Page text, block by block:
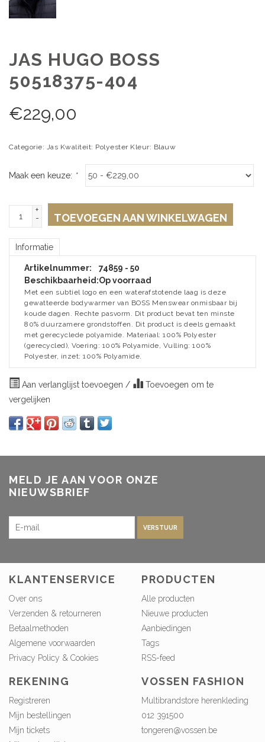
JAS HUGO BOSS
50518375-404
€229,00
Categorie: Jas Kwaliteit: Polyester Kleur: Blauw
Maak een keuze: *
+
-
TOEVOEGEN AAN WINKELWAGEN
Informatie
Artikelnummer:
74859 - 50
Beschikbaarheid:Op voorraad
Met een subtiel logo en een waterafstotende laag is deze
gewatteerde bodywarmer van BOSS Menswear onmisbaar bij
koude dagen. Rechte pasvorm. Dit product bevat ten minste
80% duurzamere grondstoffen. Dit product is deels gemaakt
met gerecyclede polyamide. Materiaal: 100% Polyester
(gerecycled), Voering: 100% Polyamide, Vulling: 100%
Polyester, inzet: 100% Polyamide.
Aan verlanglijst toevoegen /
Toevoegen om te
vergelijken
MELD JE AAN VOOR ONZE
NIEUWSBRIEF
VERSTUUR
KLANTENSERVICE
Over ons
Verzenden & retourneren
Betaalmethoden
Algemene voorwaarden
Privacy Policy & Cookies
PRODUCTEN
Alle producten
Nieuwe producten
Aanbiedingen
Tags
RSS-feed
REKENING
Registreren
Mijn bestellingen
Mijn tickets
VOSSEN FASHION
Multibrandstore herenkleding
012 391500
tongeren@vossen.be